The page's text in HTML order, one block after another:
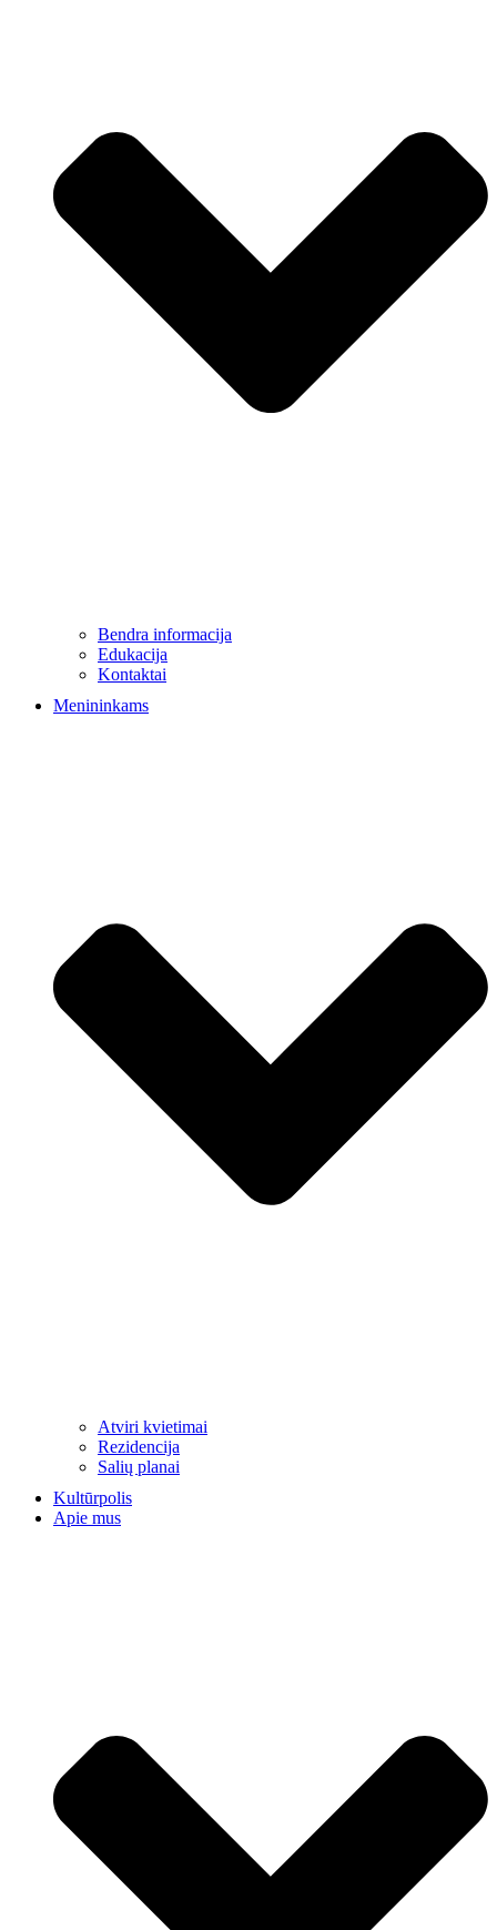
Bendra informacija
Edukacija
Kontaktai
Menininkams
Atviri kvietimai
Rezidencija
Salių planai
Kultūrpolis
Apie mus